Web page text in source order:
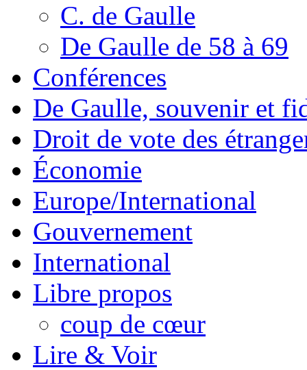
C. de Gaulle
De Gaulle de 58 à 69
Conférences
De Gaulle, souvenir et
Droit de vote des
Économie
Europe/International
Gouvernement
International
Libre propos
coup de cœur
Lire & Voir